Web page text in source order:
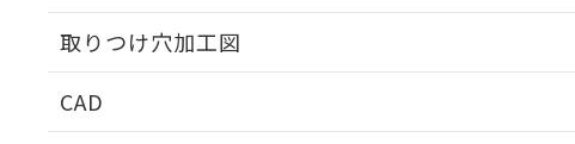
取りつけ穴加工図
CAD